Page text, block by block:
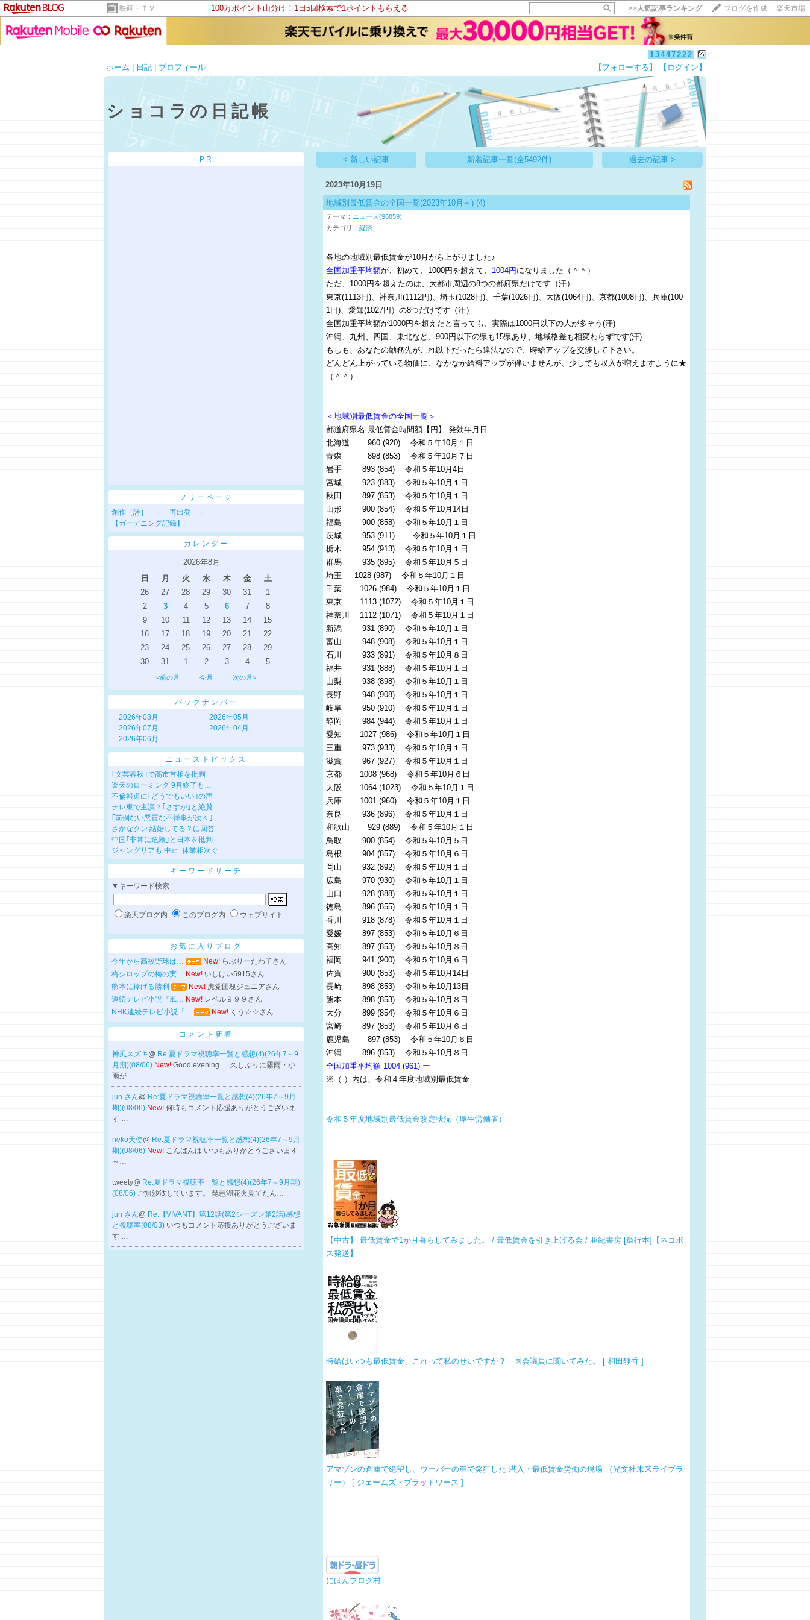
映画・ＴＶ 100万ポイント山分け！1日5回検索で1ポイントもらえる >>人気記事ランキング ブログを作成 楽天市場
13447222
ホーム
日記 プロフィール 【フォローする】 【ログイン】
ショコラの日記帳
15記事にいいね！で1ポイント
いいね!
PR
フリーページ
創作［詩］ ＝ 再出発 ＝
【ガーデニング記録】
カレンダー
2026年8月
日
月 火 水 木 金
土
26
27 28 29 30 31
1
2
3 4 5 6 7
8
9
10 11 12 13 14
15
16
17 18 19 20 21
22
23
24 25 26 27 28
29
30
31 1 2 3 4 5
<前の月 今月 次の月>
バックナンバー
2026年08月
2026年07月
2026年06月
2026年05月
2026年04月
ニューストピックス
｢文芸春秋｣で高市首相を批判
楽天のローミング 9月終了も…
不倫報道に｢どうでもいい｣の声
テレ東で主演？｢さすが｣と絶賛
｢前例ない悪質な不祥事が次々｣
さかなクン 結婚してる？に回答
中国｢非常に危険｣と日本を批判
ジャングリアも 中止･休業相次ぐ
キーワードサーチ
▼キーワード検索
楽天ブログ内 このブログ内 ウェブサイト
お気に入りブログ
今年から高校野球は…
New! らぶりーたわ子さん
梅シロップの梅の実… New! いしけい5915さん
熊本に捧げる勝利
New! 虎党団塊ジュニアさん
連続テレビ小説『風… New! レベル９９９さん
NHK連続テレビ小説『…
New! くう☆☆さん
コメント新着
神風スズキ@ Re:夏ドラマ視聴率一覧と感想(4)(26年7～9
月期)(08/06) New! Good evening. 久しぶりに霧雨・小
雨が…
jun さん@ Re:夏ドラマ視聴率一覧と感想(4)(26年7～9月
期)(08/06) New! 何時もコメント応援ありがとうございま
す …
neko天使@ Re:夏ドラマ視聴率一覧と感想(4)(26年7～9月
期)(08/06) New! こんばんは いつもありがとうございます
～…
tweety@ Re:夏ドラマ視聴率一覧と感想(4)(26年7～9月期)
(08/06) ご無沙汰しています。 琵琶湖花火見てたん…
jun さん@ Re:【VIVANT】第12話(第2シーズン第2話)感想
と視聴率(08/03) いつもコメント応援ありがとうございま
す …
< 新しい記事 新着記事一覧(全5492件) 過去の記事 >
2023年10月19日
地域別最低賃金の全国一覧(2023年10月～) (4)
テーマ： ニュース(96859)
カテゴリ：経済
各地の地域別最低賃金が10月から上がりました♪
全国加重平均額が、初めて、1000円を超えて、 1004円 になりました（＾＾）
ただ、1000円を超えたのは、大都市周辺の8つの都府県だけです（汗）
東京(1113円)、神奈川(1112円)、埼玉(1028円)、千葉(1026円)、大阪(1064円)、京都(1008円)、兵庫(100
1円)、愛知(1027円）の8つだけです（汗）
全国加重平均額が1000円を超えたと言っても、実際は1000円以下の人が多そう(汗)
沖縄、九州、四国、東北など、900円以下の県も15県あり、地域格差も相変わらずです(汗)
もしも、あなたの勤務先がこれ以下だったら違法なので、時給アップを交渉して下さい。
どんどん上がっている物価に、なかなか給料アップが伴いませんが、少しでも収入が増えますように★
（＾＾）
＜地域別最低賃金の全国一覧＞
都道府県名 最低賃金時間額【円】 発効年月日
北海道 960 (920) 令和５年10月１日
青森 898 (853) 令和５年10月７日
岩手 893 (854) 令和５年10月4日
宮城 923 (883) 令和５年10月１日
秋田 897 (853) 令和５年10月１日
山形 900 (854) 令和５年10月14日
福島 900 (858) 令和５年10月１日
茨城 953 (911) 令和５年10月１日
栃木 954 (913) 令和５年10月１日
群馬 935 (895) 令和５年10月５日
埼玉 1028 (987) 令和５年10月１日
千葉 1026 (984) 令和５年10月１日
東京 1113 (1072) 令和５年10月１日
神奈川 1112 (1071) 令和５年10月１日
新潟 931 (890) 令和５年10月１日
富山 948 (908) 令和５年10月１日
石川 933 (891) 令和５年10月８日
福井 931 (888) 令和５年10月１日
山梨 938 (898) 令和５年10月１日
長野 948 (908) 令和５年10月１日
岐阜 950 (910) 令和５年10月１日
静岡 984 (944) 令和５年10月１日
愛知 1027 (986) 令和５年10月１日
三重 973 (933) 令和５年10月１日
滋賀 967 (927) 令和５年10月１日
京都 1008 (968) 令和５年10月６日
大阪 1064 (1023) 令和５年10月１日
兵庫 1001 (960) 令和５年10月１日
奈良 936 (896) 令和５年10月１日
和歌山 929 (889) 令和５年10月１日
鳥取 900 (854) 令和５年10月５日
島根 904 (857) 令和５年10月６日
岡山 932 (892) 令和５年10月１日
広島 970 (930) 令和５年10月１日
山口 928 (888) 令和５年10月１日
徳島 896 (855) 令和５年10月１日
香川 918 (878) 令和５年10月１日
愛媛 897 (853) 令和５年10月６日
高知 897 (853) 令和５年10月８日
福岡 941 (900) 令和５年10月６日
佐賀 900 (853) 令和５年10月14日
長崎 898 (853) 令和５年10月13日
熊本 898 (853) 令和５年10月８日
大分 899 (854) 令和５年10月６日
宮崎 897 (853) 令和５年10月６日
鹿児島 897 (853) 令和５年10月６日
沖縄 896 (853) 令和５年10月８日
全国加重平均額 1004 (961) ー
※（ ）内は、令和４年度地域別最低賃金
令和５年度地域別最低賃金改定状況（厚生労働省）
【中古】 最低賃金で1か月暮らしてみました。 / 最低賃金を引き上げる会 / 亜紀書房 [単行本]【ネコポ
ス発送】
時給はいつも最低賃金、これって私のせいですか？ 国会議員に聞いてみた。 [ 和田靜香 ]
アマゾンの倉庫で絶望し、ウーバーの車で発狂した 潜入・最低賃金労働の現場 （光文社未来ライブラ
リー） [ ジェームズ・ブラッドワース ]
にほんブログ村